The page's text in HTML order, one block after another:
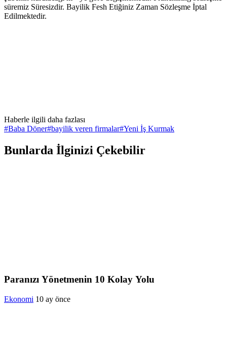
süremiz Süresizdir. Bayilik Fesh Etiğiniz Zaman Sözleşme İptal
Edilmektedir.
Haberle ilgili daha fazlası
#Baba Döner#bayilik veren firmalar#Yeni İş Kurmak
Bunlarda İlginizi Çekebilir
Paranızı Yönetmenin 10 Kolay Yolu
Ekonomi 10 ay önce